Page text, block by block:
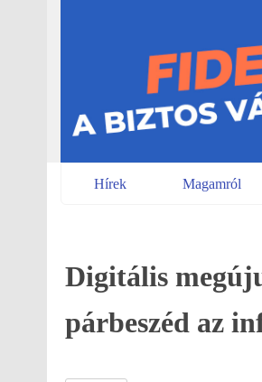
Hírek Magamról
Digitális
párbeszéd az